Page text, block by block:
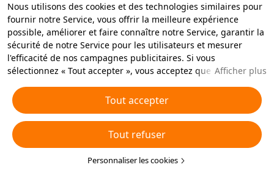
Nous utilisons des cookies et des technologies similaires pour
fournir notre Service, vous offrir la meilleure expérience
possible, améliorer et faire connaître notre Service, garantir la
sécurité de notre Service pour les utilisateurs et mesurer
l'efficacité de nos campagnes publicitaires. Si vous
sélectionnez « Tout accepter », vous acceptez que nous et nos
similaires sur votre appareil à des fins publicitaires. Vous
pouvez aussi « rejeter tous » les cookies non essentiels ou
choisir les types de cookies que vous souhaitez accepter ou
rejeter à tout moment dans vos paramètres de confidentialité
ou en cliquant sur « Personnaliser les cookies » ci-dessous.
Pour plus de détails, consultez notrePolitique relative aux
Afficher plus
Tout accepter
Tout refuser
Personnaliser les cookies